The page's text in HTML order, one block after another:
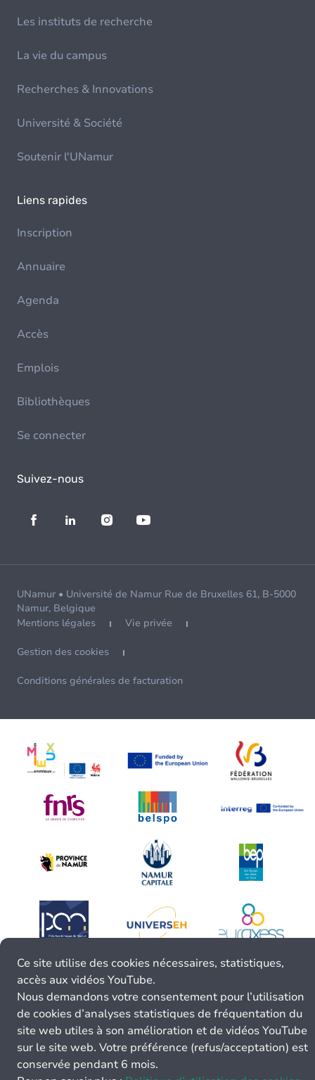
Les instituts de recherche
La vie du campus
Recherches & Innovations
Université & Société
Soutenir l'UNamur
Liens rapides
Inscription
Annuaire
Agenda
Accès
Emplois
Bibliothèques
Se connecter
Suivez-nous
UNamur • Université de Namur Rue de Bruxelles 61, B-5000
Namur, Belgique
Mentions légales
Vie privée
Gestion des cookies
Conditions générales de facturation
Ce site utilise des cookies nécessaires, statistiques,
accès aux vidéos YouTube.
Nous demandons votre consentement pour l’utilisation
de cookies d’analyses statistiques de fréquentation du
site web utiles à son amélioration et de vidéos YouTube
sur le site web. Votre préférence (refus/acceptation) est
conservée pendant 6 mois.